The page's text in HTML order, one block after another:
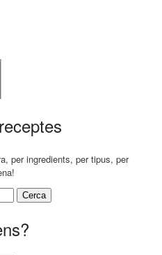
per ingredients, per tipus, per